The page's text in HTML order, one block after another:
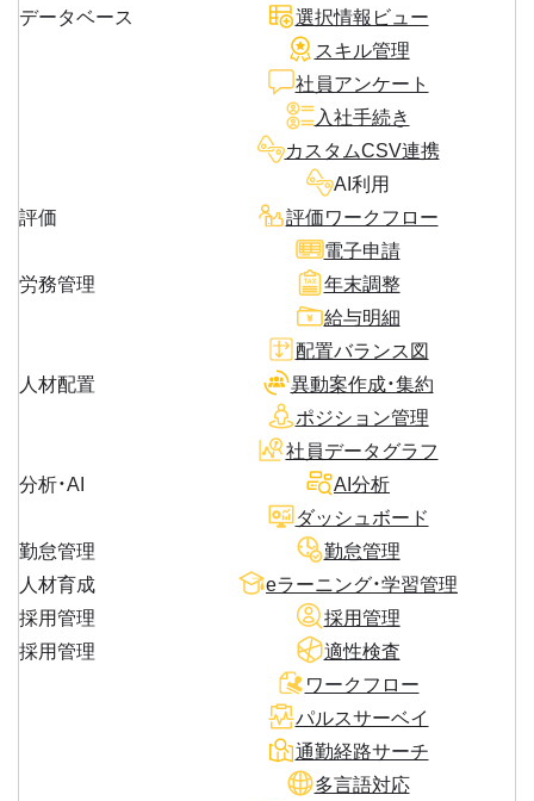
データベース
選択情報ビュー
スキル管理
社員アンケート
入社手続き
カスタムCSV連携
AI利用
評価
評価ワークフロー
労務管理
電子申請
年末調整
給与明細
人材配置
配置バランス図
異動案作成・集約
ポジション管理
分析・AI
社員データグラフ
AI分析
ダッシュボード
勤怠管理
勤怠管理
人材育成
eラーニング・学習管理
採用管理
採用管理
採用管理
適性検査
ワークフロー
パルスサーベイ
通勤経路サーチ
多言語対応